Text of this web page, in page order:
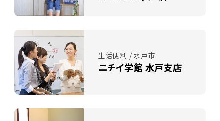
生活便利 / 水戸市
ニチイ学館 水戸支店